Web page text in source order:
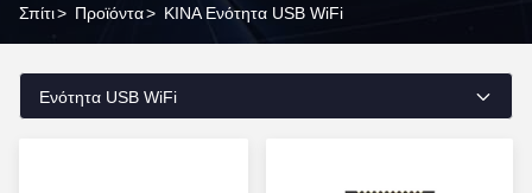
Σπίτι> Προϊόντα> ΚΙΝΑ Ενότητα USB WiFi
Ενότητα USB WiFi